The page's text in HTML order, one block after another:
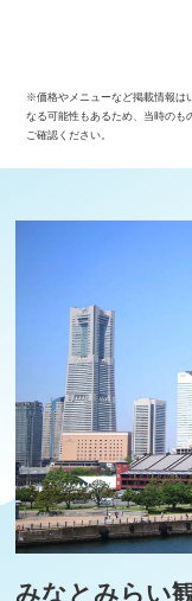
※価格やメニューなど掲載情報は
なる可能性もあるため、当時のも
ご確認ください。
みなとみらい